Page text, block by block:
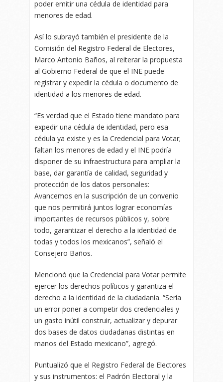
poder emitir una cédula de identidad para
menores de edad.
Así lo subrayó también el presidente de la
Comisión del Registro Federal de Electores,
Marco Antonio Baños, al reiterar la propuesta
al Gobierno Federal de que el INE puede
registrar y expedir la cédula o documento de
identidad a los menores de edad.
“Es verdad que el Estado tiene mandato para
expedir una cédula de identidad, pero esa
cédula ya existe y es la Credencial para Votar;
faltan los menores de edad y el INE podría
disponer de su infraestructura para ampliar la
base, dar garantía de calidad, seguridad y
protección de los datos personales:
Avancemos en la suscripción de un convenio
que nos permitirá juntos lograr economías
importantes de recursos públicos y, sobre
todo, garantizar el derecho a la identidad de
todas y todos los mexicanos”, señaló el
Consejero Baños.
Mencionó que la Credencial para Votar permite
ejercer los derechos políticos y garantiza el
derecho a la identidad de la ciudadanía. “Sería
un error poner a competir dos credenciales y
un gasto inútil construir, actualizar y depurar
dos bases de datos ciudadanas distintas en
manos del Estado mexicano”, agregó.
Puntualizó que el Registro Federal de Electores
y sus instrumentos: el Padrón Electoral y la